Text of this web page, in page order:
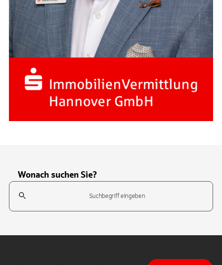
Wonach suchen Sie?
Suchfeld